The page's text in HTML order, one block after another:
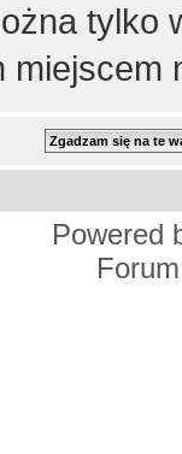
tylko
miejscem
Powered